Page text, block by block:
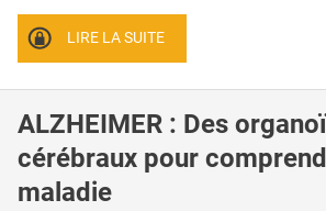
LIRE LA SUITE
ALZHEIMER : Des
cérébraux pour
maladie